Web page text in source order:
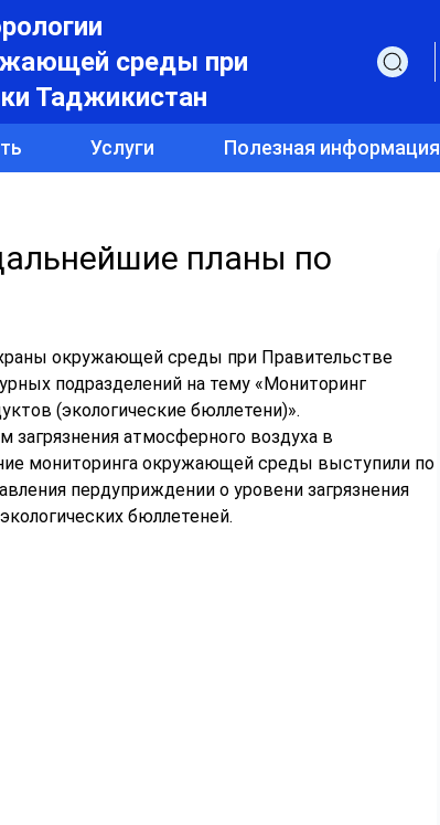
среды при
Таджикистан
Услуги Полезная информация
планы по
окружающей среды при Правительстве
подразделений на тему «Мониторинг
(экологические бюллетени)».
загрязнения атмосферного воздуха в
мониторинга окружающей среды выступили по
пердуприждении о уровени загрязнения
бюллетеней.